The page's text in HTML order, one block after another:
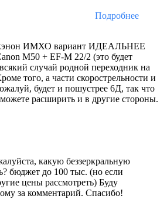
Подробнее
ИМХО вариант ИДЕАЛЬНЕЕ
М50 + EF-M 22/2 (это будет
случай родной переходник на
того, а части скорострельности и
будет и пошустрее 6Д, так что
расширить и в другие стороны.
какую беззеркральную
бюджет до 100 тыс. (но если
цены рассмотреть) Буду
за комментарий. Спасибо!